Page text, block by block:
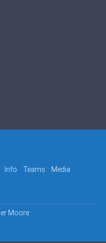
Info Teams
Media
Moore